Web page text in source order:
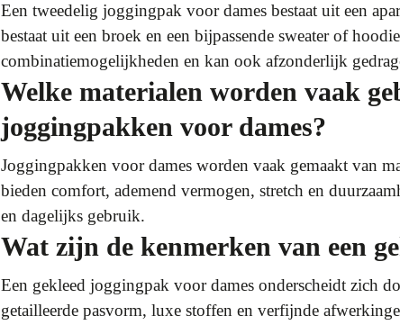
Een tweedelig joggingpak voor dames bestaat uit een
bestaat uit een broek en een bijpassende sweater of
combinatiemogelijkheden en kan ook afzonderlijk
Welke materialen worden vaak
joggingpakken voor dames?
Joggingpakken voor dames worden vaak gemaakt van
bieden comfort, ademend vermogen, stretch en
en dagelijks gebruik.
Wat zijn de kenmerken van een
Een gekleed joggingpak voor dames onderscheidt zich
getailleerde pasvorm, luxe stoffen en verfijnde